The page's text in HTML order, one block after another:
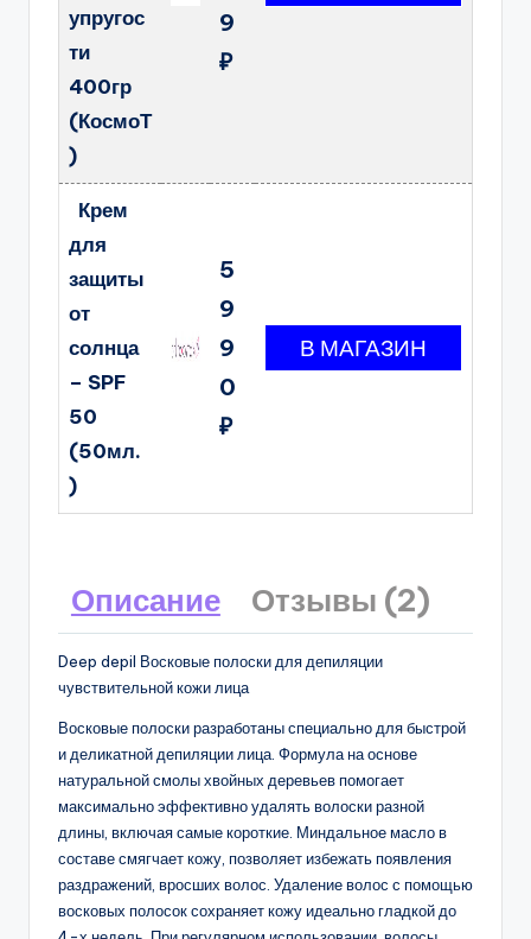
упругос
ти
400гр
(КосмоТ
)
9
₽
Крем
для
защиты
от
солнца
– SPF
50
(50мл.
)
5
9
9
0
₽
Описание Отзывы (2)
Deep depil Восковые полоски для депиляции
чувствительной кожи лица
Восковые полоски разработаны специально для быстрой
и деликатной депиляции лица. Формула на основе
натуральной смолы хвойных деревьев помогает
максимально эффективно удалять волоски разной
длины, включая самые короткие. Миндальное масло в
составе смягчает кожу, позволяет избежать появления
раздражений, вросших волос. Удаление волос с помощью
восковых полосок сохраняет кожу идеально гладкой до